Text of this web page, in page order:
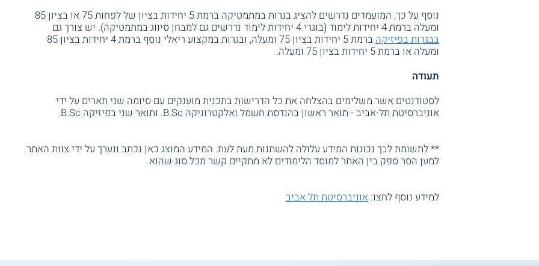
נוסף על כך, המועמדים נדרשים להציג בגרות במתמטיקה ברמת 5 יחידות בציון של לפחות 75 או בציון 85
ומעלה ברמת 4 יחידות לימוד (בוגרי 4 יחידות לימוד נדרשים גם למבחן סיווג במתמטיקה). יש צורך גם
בבגרות בפיזיקה
ברמת 5 יחידות בציון 75 ומעלה, ובגרות במקצוע ריאלי נוסף ברמת 4 יחידות בציון 85
ומעלה או ברמת 5 יחידות בציון 75 ומעלה.
תעודה
לסטודנטים אשר משלימים בהצלחה את כל הדרישות בתכנית מוענקים עם סיומה שני תארים על ידי
אוניברסיטת תל-אביב - תואר ראשון בהנדסת חשמל ואלקטרוניקה B.Sc. ותואר שני בפיזיקה B.Sc.
** לתשומת לבך נכונות המידע עלולה להשתנות מעת לעת. המידע המוצג כאן נכתב ונערך על ידי צוות האתר.
למען הסר ספק בין האתר למוסד הלימודים לא מתקיים קשר מכל סוג שהוא.
למידע נוסף לחצו: אוניברסיטת תל אביב